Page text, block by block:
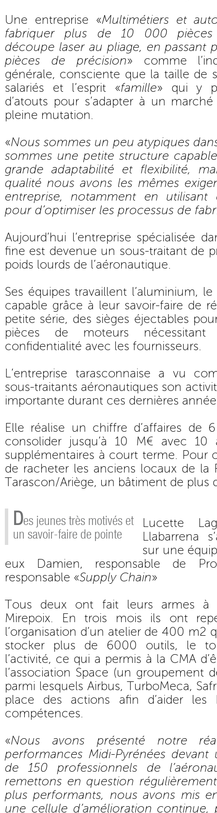
Une entreprise «Multimétiers et
fabriquer plus de 10 000
découpe laser au pliage, en passant
pièces de précision» comme
générale, consciente que la taille de
salariés et l’esprit «famille» qui y
d’atouts pour s’adapter à un
pleine mutation.
«Nous sommes un peu atypiques
sommes une petite structure
grande adaptabilité et flexibilité,
qualité nous avons les mêmes
entreprise, notamment en utilisant
pour d’optimiser les processus de
Aujourd’hui l’entreprise spécialisée
fine est devenue un sous-traitant de
poids lourds de l’aéronautique.
Ses équipes travaillent l’aluminium,
capable grâce à leur savoir-faire de
petite série, des sièges éjectables
pièces de moteurs
confidentialité avec les fournisseurs.
L’entreprise tarasconnaise a vu
sous-traitants aéronautiques son
importante durant ces dernières
Elle réalise un chiffre d’affaires de
consolider jusqu’à 10 M€ avec 10
supplémentaires à court terme. Pour
de racheter les anciens locaux de la
Tarascon/Ariège, un bâtiment de plus
Des jeunes très motivés et
un savoir-faire de pointe
Lucette
Llabarrena
sur une
eux Damien, responsable de
responsable «Supply Chain»
Tous deux ont fait leurs armes à
Mirepoix. En trois mois ils ont
l’organisation d’un atelier de 400 m2
stocker plus de 6000 outils, le
l’activité, ce qui a permis à la CMA
l’association Space (un groupement
parmi lesquels Airbus, TurboMeca,
place des actions afin d’aider
compétences.
«Nous avons présenté notre
performances Midi-Pyrénées
de 150 professionnels de
remettons en question
plus performants, nous avons mis
une cellule d’amélioration continue,